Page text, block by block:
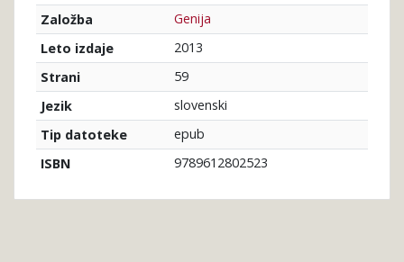
Založba
Genija
Leto izdaje
2013
Strani
59
Jezik
slovenski
Tip datoteke
epub
ISBN
9789612802523